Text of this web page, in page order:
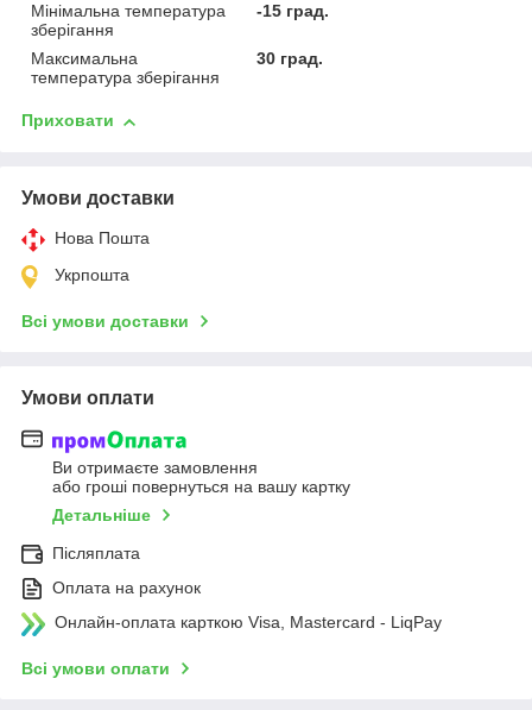
Мінімальна температура
зберігання
-15 град.
Максимальна
температура зберігання
30 град.
Приховати
Умови доставки
Нова Пошта
Укрпошта
Всі умови доставки
Умови оплати
Ви отримаєте замовлення
або гроші повернуться на вашу картку
Детальніше
Післяплата
Оплата на рахунок
Онлайн-оплата карткою Visa, Mastercard - LiqPay
Всі умови оплати